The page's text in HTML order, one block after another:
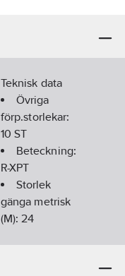
Teknisk data
Övriga
förp.storlekar:
10 ST
Beteckning:
R-XPT
Storlek
gänga metrisk
(M):24